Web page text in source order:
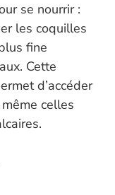
se nourrir :
les coquilles
fine
Cette
d’accéder
celles